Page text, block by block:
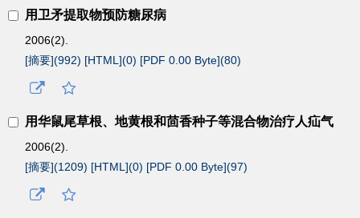
用卫矛提取物预防糖尿病
2006(2).
[摘要](992) [HTML](0) [PDF 0.00 Byte](80)
用华鼠尾草根、地黄根和茴香种子等混合物治疗人疝气
2006(2).
[摘要](1209) [HTML](0) [PDF 0.00 Byte](97)